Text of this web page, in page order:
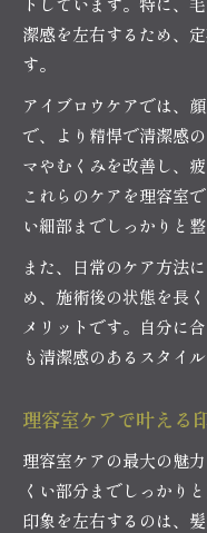
潔感を左右するため、
す。
アイブロウケアでは、
で、より精悍で清潔感
マやむくみを改善し、
これらのケアを理容室
い細部までしっかりと
また、日常のケア方法
め、施術後の状態を長
メリットです。自分に
も清潔感のあるスタイ
理容室ケアで叶える
理容室ケアの最大の魅
くい部分までしっかり
印象を左右するのは、